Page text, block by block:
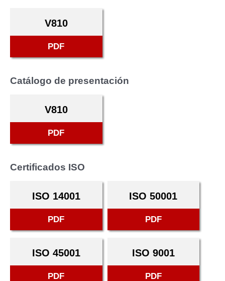
V810
PDF
Catálogo de presentación
V810
PDF
Certificados ISO
ISO 14001
PDF
ISO 50001
PDF
ISO 45001
PDF
ISO 9001
PDF